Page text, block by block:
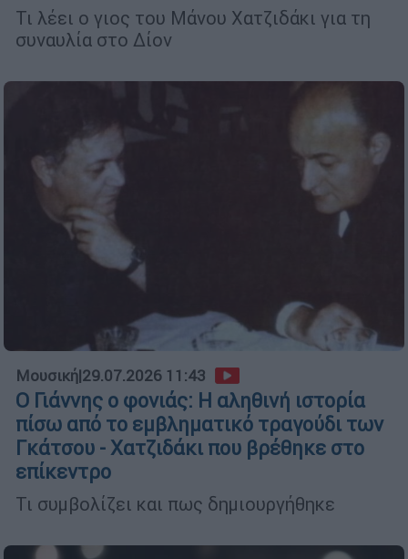
Τι λέει ο γιος του Μάνου Χατζιδάκι για τη
συναυλία στο Δίον
Μουσική|29.07.2026 11:43
Ο Γιάννης ο φονιάς: Η αληθινή ιστορία
πίσω από το εμβληματικό τραγούδι των
Γκάτσου - Χατζιδάκι που βρέθηκε στο
επίκεντρο
Τι συμβολίζει και πως δημιουργήθηκε